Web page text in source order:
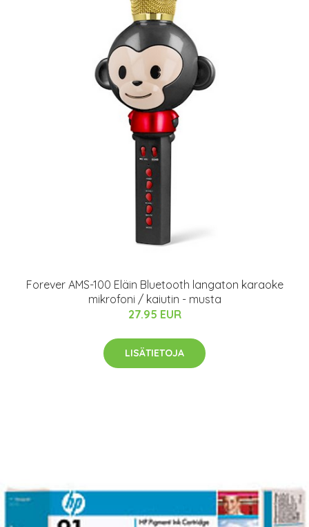
Forever AMS-100 Eläin Bluetooth langaton karaoke
mikrofoni / kaiutin - musta
27.95 EUR
LISÄTIETOJA